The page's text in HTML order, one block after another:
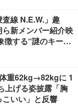
線 N.E.W.」趣
新メンバー紹介映
徴する“謎のキーワ
重62kg→82kgに 1
上げる姿披露「胸
いい」と反響